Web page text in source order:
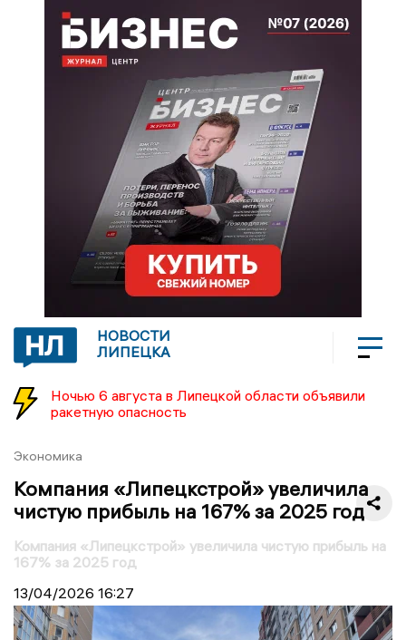
НОВОСТИ
ЛИПЕЦКА
Ночью 6 августа в Липецкой области объявили
ракетную опасность
Экономика
Компания «Липецкстрой» увеличила
чистую прибыль на 167% за 2025 год
Компания «Липецкстрой» увеличила чистую прибыль на
167% за 2025 год
13/04/2026 16:27